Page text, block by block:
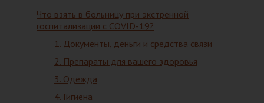
Что взять в больницу при экстренной
госпитализации с COVID-19?
1. Документы, деньги и средства связи
2. Препараты для вашего здоровья
3. Одежда
4. Гигиена